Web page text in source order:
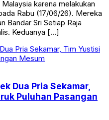
karena melakukan
Rabu (17/06/26). Mereka
Bandar Sri Setiap Raja
Keduanya […]
Dua Pria Sekamar,
Puluhan Pasangan